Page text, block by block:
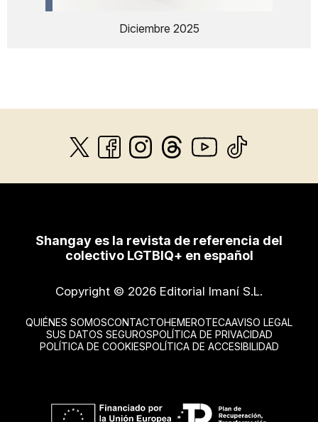
Diciembre 2025
Shangay es la revista de referencia del
colectivo LGTBIQ+ en español
Copyright © 2026 Editorial Imaní S.L.
QUIÉNES SOMOSCONTACTOHEMEROTECAAVISO LEGAL
SUS DATOS SEGUROSPOLÍTICA DE PRIVACIDAD
POLÍTICA DE COOKIESPOLÍTICA DE ACCESIBILIDAD